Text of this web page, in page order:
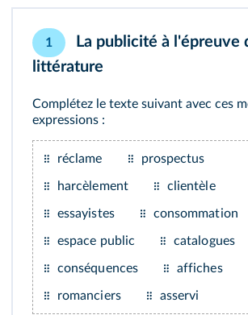
1
La publicité à l'épreuve
littérature
Complétez le texte suivant avec ces
expressions :
réclame prospectus
harcèlement clientèle
essayistes consommation
espace public catalogues
conséquences affiches
romanciers asservi